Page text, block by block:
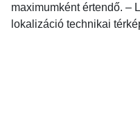
maximumként értendő. –
lokalizáció technikai